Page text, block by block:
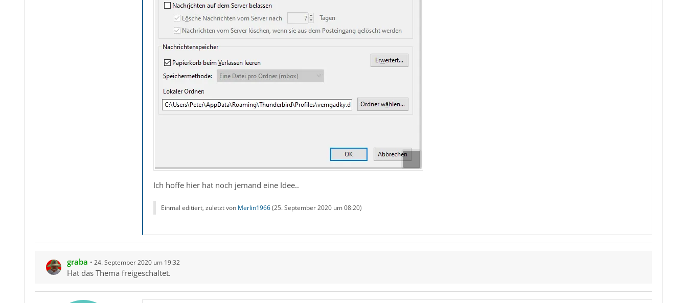
Ich hoffe hier hat noch jemand eine Idee..
Einmal editiert, zuletzt von Merlin1966(25. September 2020 um 08:20)
graba 24. September 2020 um 19:32
Hat das Thema freigeschaltet.